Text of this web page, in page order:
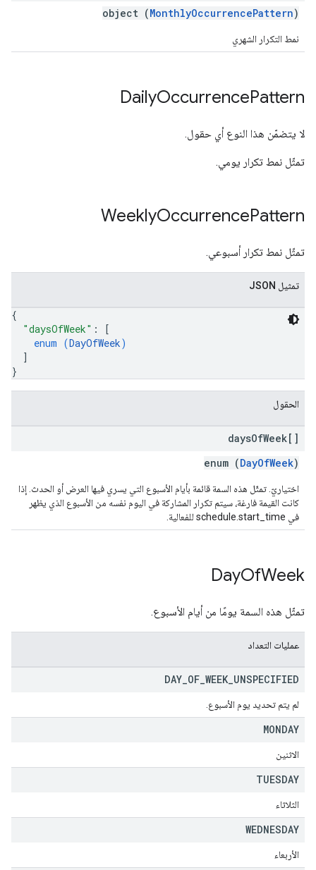
object (MonthlyOccurrencePattern)
نمط التكرار الشهري
DailyOccurrencePattern
لا يتضمّن هذا النوع أي حقول.
تمثّل نمط تكرار يومي.
WeeklyOccurrencePattern
تمثّل نمط تكرار أسبوعي.
تمثيل JSON
{
"daysOfWeek" :
[
enum (DayOfWeek)
]
}
الحقول
daysOfWeek[]
enum (DayOfWeek)
اختياريّ. تمثّل هذه السمة قائمة بأيام الأسبوع التي يسري فيها العرض أو الحدث. إذا
كانت القيمة فارغة، سيتم تكرار المشاركة في اليوم نفسه من الأسبوع الذي يظهر
في schedule.start_time للفعالية.
DayOfWeek
تمثّل هذه السمة يومًا من أيام الأسبوع.
عمليات التعداد
DAY OF WEEK UNSPECIFIED
لم يتم تحديد يوم الأسبوع.
MONDAY
الاثنين
TUESDAY
الثلاثاء
WEDNESDAY
الأربعاء